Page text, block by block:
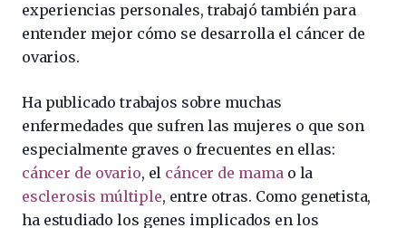
experiencias personales, trabajó también para
entender mejor cómo se desarrolla el cáncer de
ovarios.
Ha publicado trabajos sobre muchas
enfermedades que sufren las mujeres o que son
especialmente graves o frecuentes en ellas:
cáncer de ovario, el cáncer de mamao la
esclerosis múltiple, entre otras. Como genetista,
ha estudiado los genes implicados en los